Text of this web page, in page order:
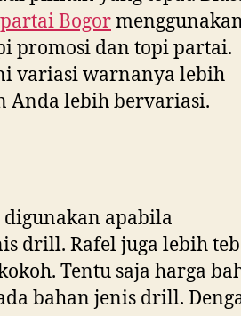
Bogor
promosi dan topi partai.
variasi warnanya lebih
Anda lebih bervariasi.
apabila
drill. Rafel juga lebih
Tentu saja harga
bahan jenis drill.